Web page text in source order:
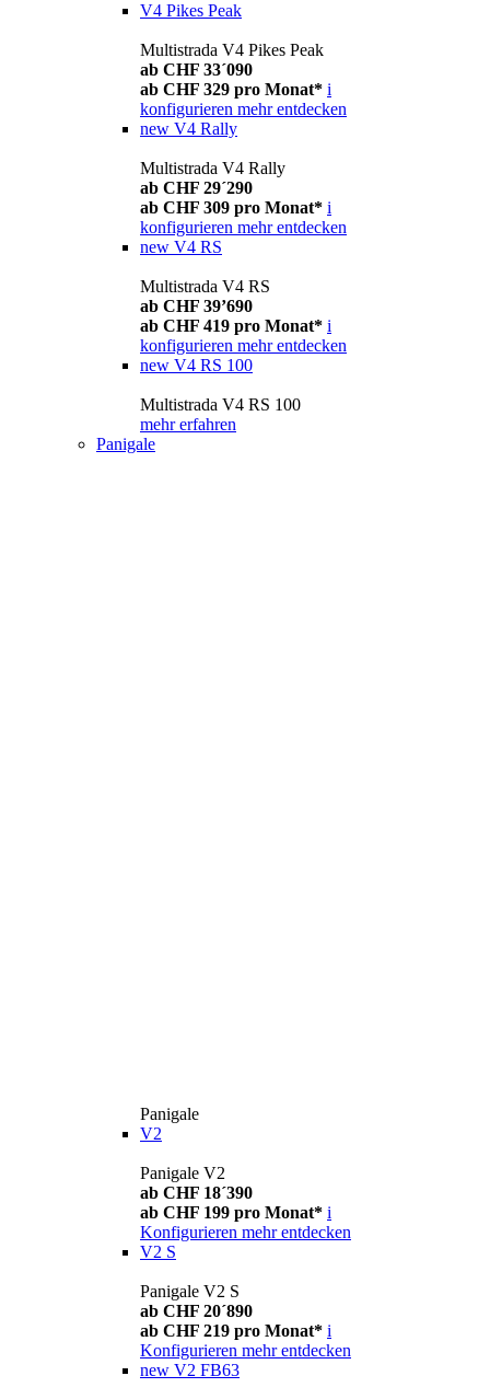
V4 Pikes Peak
Multistrada V4 Pikes Peak
ab CHF 33´090
ab CHF 329 pro Monat* i
konfigurieren mehr entdecken
new V4 Rally
Multistrada V4 Rally
ab CHF 29´290
ab CHF 309 pro Monat* i
konfigurieren mehr entdecken
new V4 RS
Multistrada V4 RS
ab CHF 39’690
ab CHF 419 pro Monat* i
konfigurieren mehr entdecken
new V4 RS 100
Multistrada V4 RS 100
mehr erfahren
Panigale
Panigale
V2
Panigale V2
ab CHF 18´390
ab CHF 199 pro Monat* i
Konfigurieren mehr entdecken
V2 S
Panigale V2 S
ab CHF 20´890
ab CHF 219 pro Monat* i
Konfigurieren mehr entdecken
new V2 FB63